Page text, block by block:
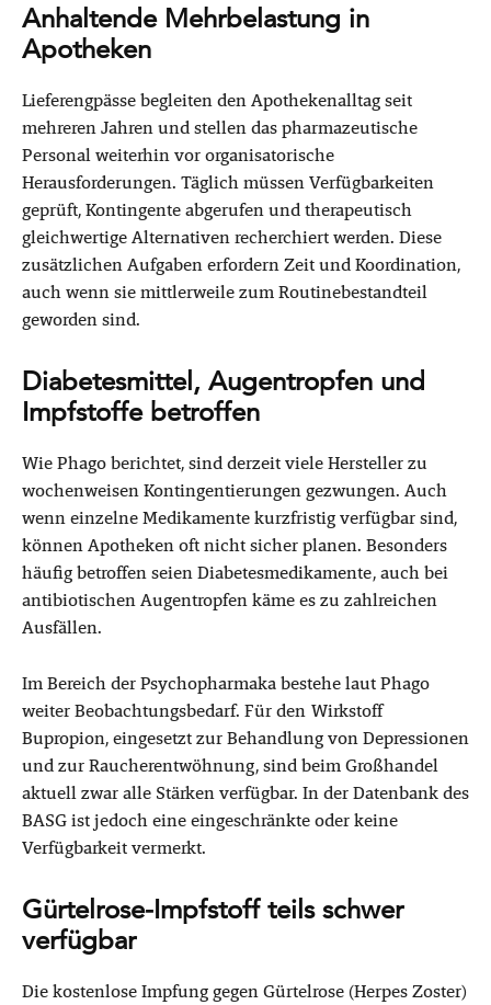
Anhaltende Mehrbelastung in
Apotheken
Lieferengpässe begleiten den Apothekenalltag seit
mehreren Jahren und stellen das pharmazeutische
Personal weiterhin vor organisatorische
Herausforderungen. Täglich müssen Verfügbarkeiten
geprüft, Kontingente abgerufen und therapeutisch
gleichwertige Alternativen recherchiert werden. Diese
zusätzlichen Aufgaben erfordern Zeit und Koordination,
auch wenn sie mittlerweile zum Routinebestandteil
geworden sind.
Diabetesmittel, Augentropfen und
Impfstoffe betroffen
Wie Phago berichtet, sind derzeit viele Hersteller zu
wochenweisen Kontingentierungen gezwungen. Auch
wenn einzelne Medikamente kurzfristig verfügbar sind,
können Apotheken oft nicht sicher planen. Besonders
häufig betroffen seien Diabetesmedikamente, auch bei
antibiotischen Augentropfen käme es zu zahlreichen
Ausfällen.
Im Bereich der Psychopharmaka bestehe laut Phago
weiter Beobachtungsbedarf. Für den Wirkstoff
Bupropion, eingesetzt zur Behandlung von Depressionen
und zur Raucherentwöhnung, sind beim Großhandel
aktuell zwar alle Stärken verfügbar. In der Datenbank des
BASG ist jedoch eine eingeschränkte oder keine
Verfügbarkeit vermerkt.
Gürtelrose-Impfstoff teils schwer
verfügbar
Die kostenlose Impfung gegen Gürtelrose (Herpes Zoster)